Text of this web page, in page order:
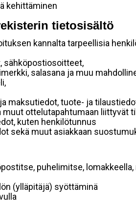
kehittäminen
tietosisältö
kannalta tarpeellisia
sähköpostiosoitteet,
salasana ja muu
maksutiedot, tuote- ja
ottelutapahtumaan liittyvät
kuten henkilötunnus
sekä muut asiakkaan
puhelimitse,
(ylläpitäjä) syöttäminä